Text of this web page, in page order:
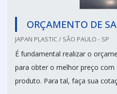
ORÇAMENTO DE
JAPAN PLASTIC / SÃO PAULO - SP
É fundamental realizar o
para obter o melhor preço com
produto. Para tal, faça sua